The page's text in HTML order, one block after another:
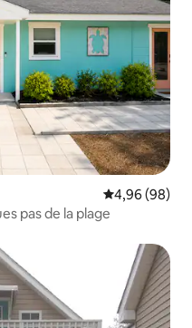
Évaluation
4,96 (98)
pas de la plage
appréciés